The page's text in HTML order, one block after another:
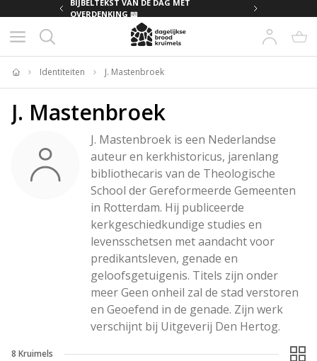
BIJBELTEKST VAN DE DAG MET
OVERDENKING 📖
Home
Identiteiten J. Mastenbroek
J. Mastenbroek
J. Mastenbroek is een Nederlandse
auteur en kerkhistoricus, jarenlang
bibliothecaris van de Theologische
School der Gereformeerde Gemeenten
in Rotterdam. Hij publiceerde
kerkgeschiedkundige studies en
levensschetsen met aandacht voor
predikantsleven, genade en
geloofsgetuigenis. Titels zijn onder
meer Geen onheil zal de stad verstoren
en Geoefend in de genade. Zijn werk
verschijnt bij Uitgeverij Den Hertog.
8 Kruimels